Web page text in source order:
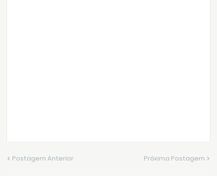
Postagem Anterior Próxima Postagem